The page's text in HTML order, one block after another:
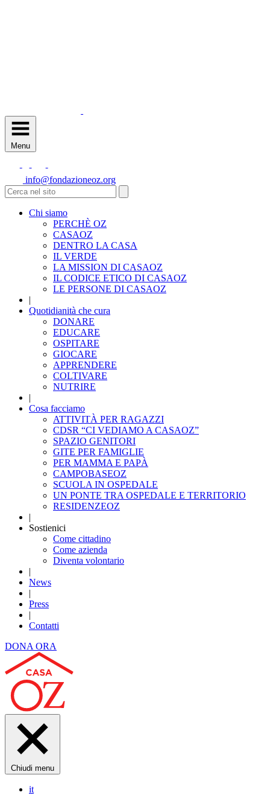
Menu
info@fondazioneoz.org
Chi siamo
PERCHÈ OZ
CASAOZ
DENTRO LA CASA
IL VERDE
LA MISSION DI CASAOZ
IL CODICE ETICO DI CASAOZ
LE PERSONE DI CASAOZ
|
Quotidianità che cura
DONARE
EDUCARE
OSPITARE
GIOCARE
APPRENDERE
COLTIVARE
NUTRIRE
|
Cosa facciamo
ATTIVITÀ PER RAGAZZI
CDSR “CI VEDIAMO A CASAOZ”
SPAZIO GENITORI
GITE PER FAMIGLIE
PER MAMMA E PAPÀ
CAMPOBASEOZ
SCUOLA IN OSPEDALE
UN PONTE TRA OSPEDALE E TERRITORIO
RESIDENZEOZ
|
Sostienici
Come cittadino
Come azienda
Diventa volontario
|
News
|
Press
|
Contatti
DONA ORA
Chiudi menu
it